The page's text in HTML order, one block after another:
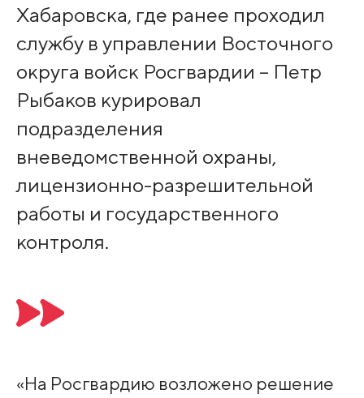
Хабаровска, где ранее проходил
службу в управлении Восточного
округа войск Росгвардии – Петр
Рыбаков курировал
подразделения
вневедомственной охраны,
лицензионно-разрешительной
работы и государственного
контроля.
«На Росгвардию возложено решение